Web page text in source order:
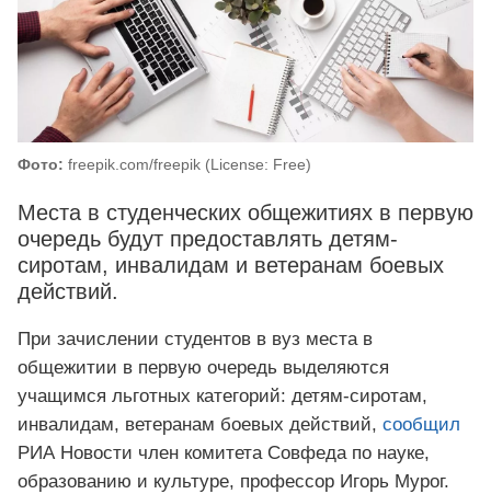
Фото: freepik.com/freepik (License: Free)
Места в студенческих общежитиях в первую
очередь будут предоставлять детям-
сиротам, инвалидам и ветеранам боевых
действий.
При зачислении студентов в вуз места в
общежитии в первую очередь выделяются
учащимся льготных категорий: детям-сиротам,
инвалидам, ветеранам боевых действий, сообщил
РИА Новости член комитета Совфеда по науке,
образованию и культуре, профессор Игорь Мурог.